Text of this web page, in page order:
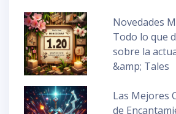
Novedades
Todo lo que
sobre la
&amp; Tales
Las Mejores
de